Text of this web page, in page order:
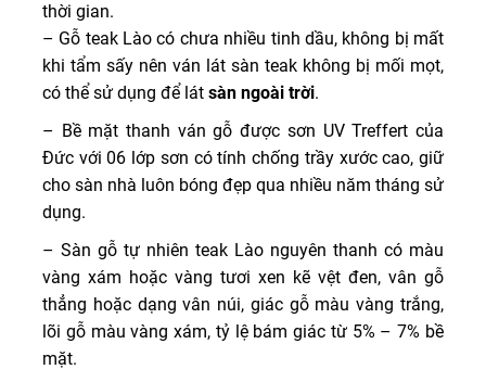
thời gian.
– Gỗ teak Lào có chưa nhiều tinh dầu, không bị mất
khi tẩm sấy nên ván lát sàn teak không bị mối mọt,
có thể sử dụng để lát sàn ngoài trời.
– Bề mặt thanh ván gỗ được sơn UV Treffert của
Đức với 06 lớp sơn có tính chống trầy xước cao, giữ
cho sàn nhà luôn bóng đẹp qua nhiều năm tháng sử
dụng.
– Sàn gỗ tự nhiên teak Lào nguyên thanh có màu
vàng xám hoặc vàng tươi xen kẽ vệt đen, vân gỗ
thẳng hoặc dạng vân núi, giác gỗ màu vàng trắng,
lõi gỗ màu vàng xám, tỷ lệ bám giác từ 5% – 7% bề
mặt.